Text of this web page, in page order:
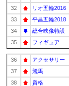
32
リオ五輪2016
33
平昌五輪2018
34
総合映像特設
35
フィギュア
36 アクセサリー
37
競馬
38
資格